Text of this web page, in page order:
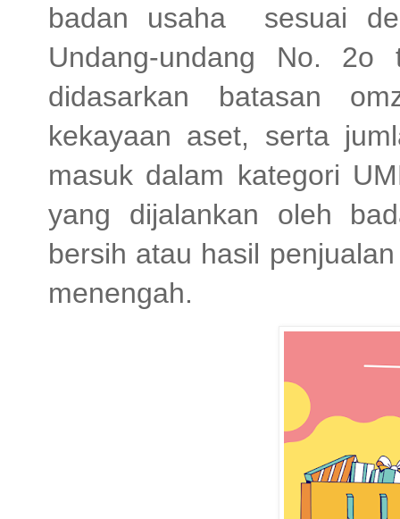
badan usaha sesuai
Undang-undang No. 2o
didasarkan batasan
kekayaan aset, serta
masuk dalam kategori
yang dijalankan oleh
bersih atau hasil
menengah.